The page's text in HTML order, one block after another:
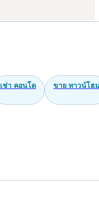
เช่า คอนโด ขาย ทาวน์โฮม